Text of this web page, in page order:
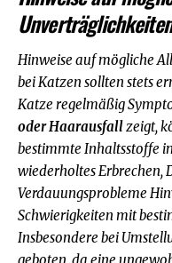
Unverträglichkeiten
Hinweise auf mögliche
bei Katzen sollten stets
Katze regelmäßig
oder Haarausfallzeigt,
bestimmte Inhaltsstoffe
wiederholtes Erbrechen,
Verdauungsprobleme
Schwierigkeiten mit
Insbesondere bei